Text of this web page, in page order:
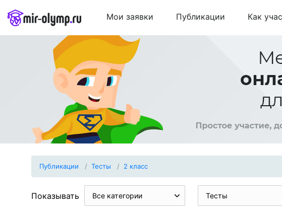
Мои заявки Публикации Как
Публикации Тесты 2 класс
Показывать Все категории Тесты